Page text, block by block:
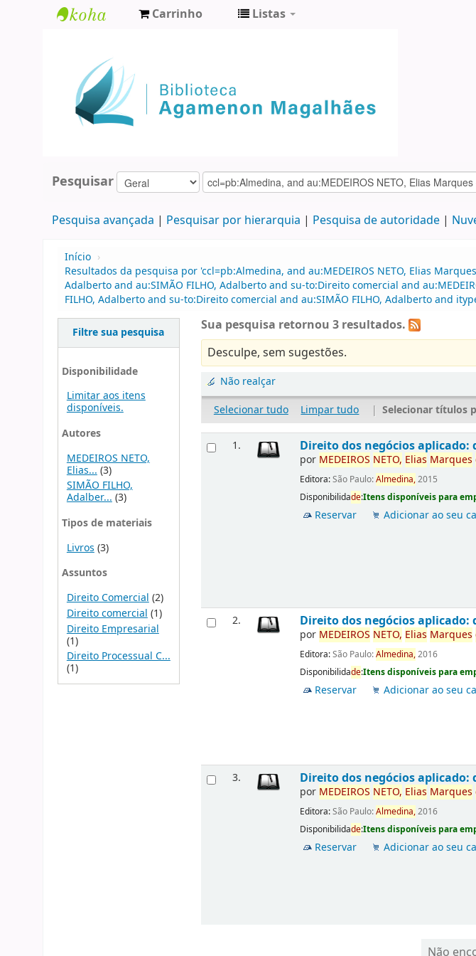
Agamenon
Magalhães
Carrinho Listas
Pesquisar
Pesquisa avançada Pesquisar por hierarquia Pesquisa de autoridade
Início ›
Resultados da pesquisa por 'ccl=pb:Almedina, and au:MEDEIROS NETO, Elias
Adalberto and au:SIMÃO FILHO, Adalberto and su-to:Direito comercial and
FILHO, Adalberto and su-to:Direito comercial and au:SIMÃO FILHO, Adalberto and
Filtre sua pesquisa
Disponibilidade
Limitar aos itens
disponíveis.
Autores
MEDEIROS NETO,
Elias... (3)
SIMÃO FILHO,
Adalber...(3)
Tipos de materiais
Livros (3)
Assuntos
Direito Comercial (2)
Direito comercial (1)
Direito Empresarial
(1)
Direito Processual C...
(1)
Sua pesquisa retornou 3 resultados.
Desculpe, sem sugestões.
Não realçar
Selecionar tudo
Limpar tudo | Selecionar títulos
1. Direito dos negócios
por MEDEIROS NETO, Elias Marques
Editora:São Paulo:Almedina,2015
Disponibilidade:Itens disponíveis para
Reservar Adicionar ao seu
2. Direito dos negócios
por MEDEIROS NETO, Elias Marques
Editora:São Paulo:Almedina,2016
Disponibilidade:Itens disponíveis para
Reservar Adicionar ao seu
3. Direito dos negócios aplicado:
por MEDEIROS NETO, Elias Marques
Editora:São Paulo:Almedina,2016
Disponibilidade:Itens disponíveis para
Reservar Adicionar ao seu